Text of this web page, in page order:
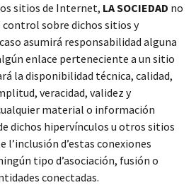
sitios de Internet, LA SOCIEDAD no
sobre dichos sitios y
asumirá responsabilidad alguna
enlace perteneciente a un sitio
la disponibilidad técnica, calidad,
veracidad, validez y
material o información
dichos hipervínculos u otros sitios
d’estas conexiones
tipo d’asociación, fusión o
conectadas.